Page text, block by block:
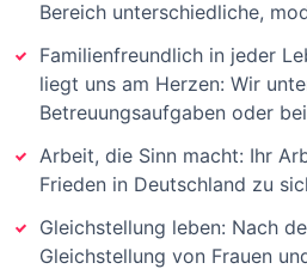
Bereich unterschiedliche,
Familienfreundlich in jeder
liegt uns am Herzen: Wir
Betreuungsaufgaben oder
Arbeit, die Sinn macht: Ihr
Frieden in Deutschland zu
Gleichstellung leben: Nach
Gleichstellung von Frauen